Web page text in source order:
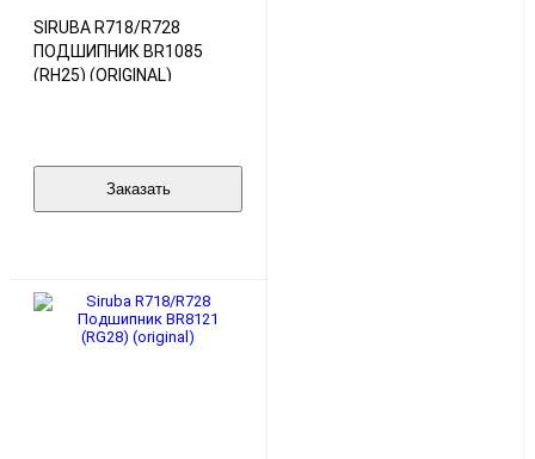
SIRUBA R718/R728
ПОДШИПНИК BR1085
(RH25) (ORIGINAL)
Заказать